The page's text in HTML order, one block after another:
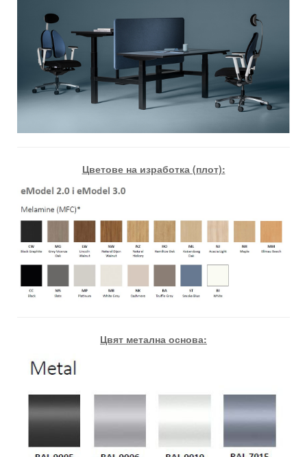
Цветове на изработка (плот):
Цвят метална основа: